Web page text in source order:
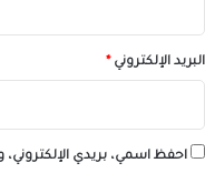
البريد الإلكتروني*
احفظ اسمي، بريدي